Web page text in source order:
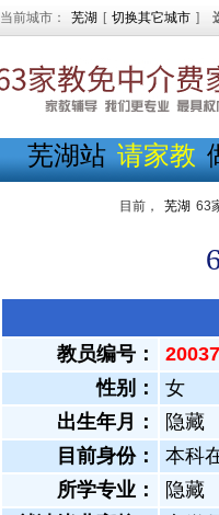
当前城市： 芜湖 [ 切换其它城市 ]
芜湖站 请家教
目前， 芜湖 63
教员编号：
性别： 女
出生年月：
隐藏
目前身份： 本科
所学专业：
隐藏